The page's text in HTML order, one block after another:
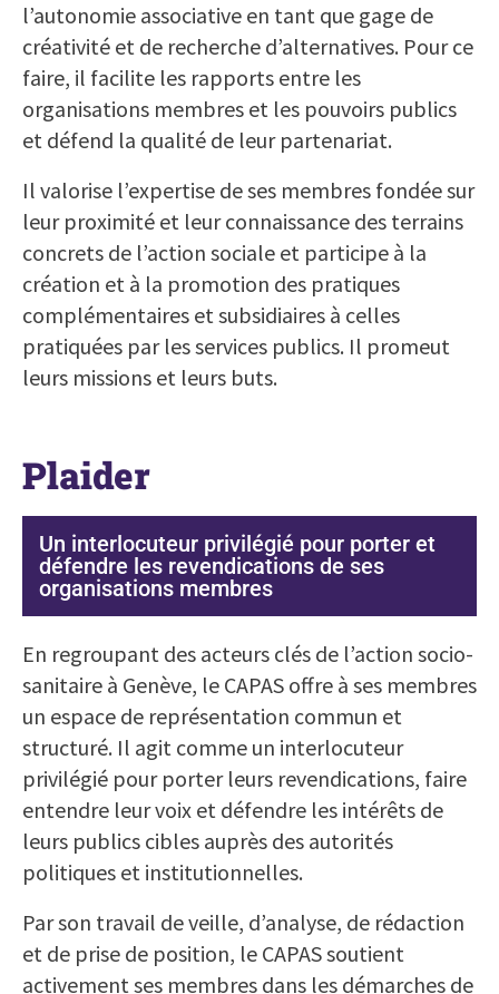
l’autonomie associative en tant que gage de
créativité et de recherche d’alternatives. Pour ce
faire, il facilite les rapports entre les
organisations membres et les pouvoirs publics
et défend la qualité de leur partenariat.
Il valorise l’expertise de ses membres fondée sur
leur proximité et leur connaissance des terrains
concrets de l’action sociale et participe à la
création et à la promotion des pratiques
complémentaires et subsidiaires à celles
pratiquées par les services publics. Il promeut
leurs missions et leurs buts.
Plaider
Un interlocuteur privilégié pour porter et
défendre les revendications de ses
organisations membres
En regroupant des acteurs clés de l’action socio-
sanitaire à Genève, le CAPAS offre à ses membres
un espace de représentation commun et
structuré. Il agit comme un interlocuteur
privilégié pour porter leurs revendications, faire
entendre leur voix et défendre les intérêts de
leurs publics cibles auprès des autorités
politiques et institutionnelles.
Par son travail de veille, d’analyse, de rédaction
et de prise de position, le CAPAS soutient
activement ses membres dans les démarches de